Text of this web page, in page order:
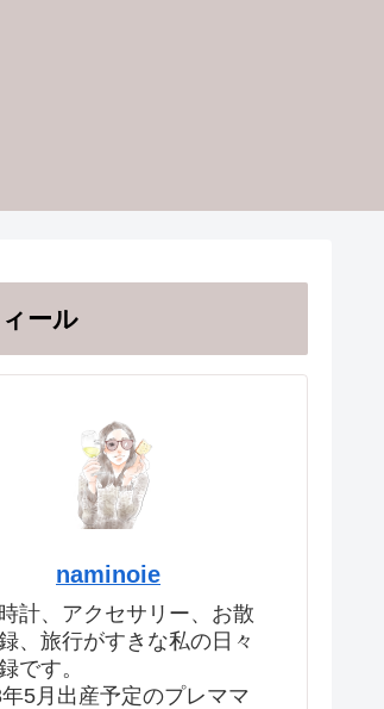
ール
naminoie
計、アクセサリー、お散
、旅行がすきな私の日々
です。
5月出産予定のプレママ